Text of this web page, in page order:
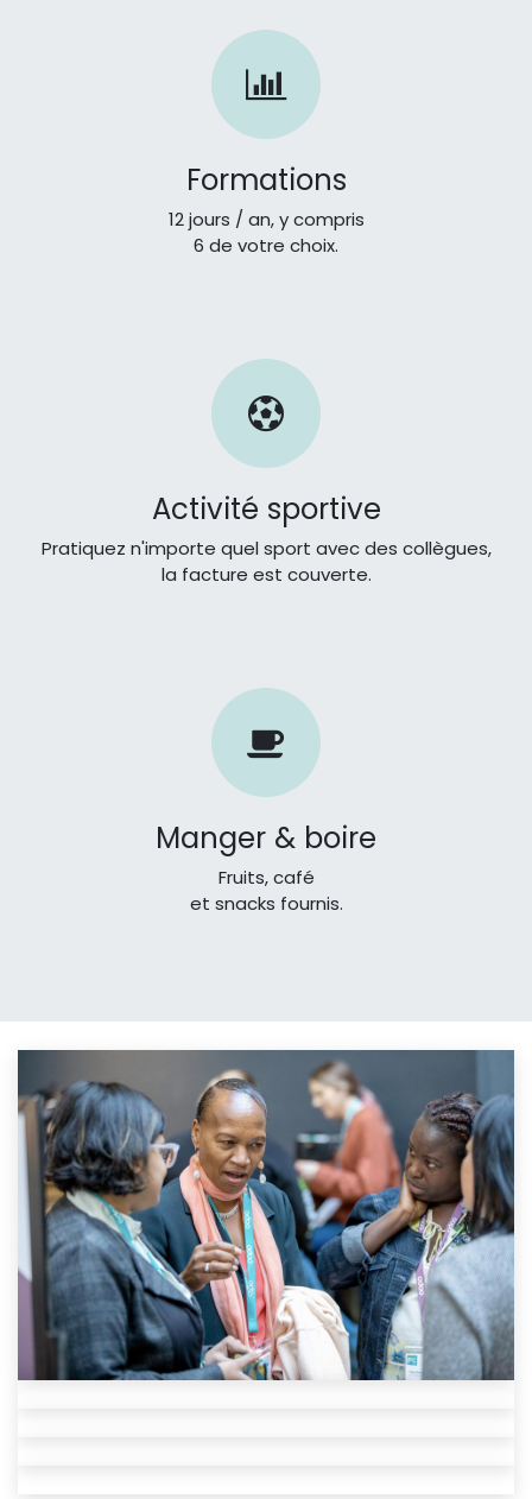
Formations
12 jours / an, y compris
6 de votre choix.
Activité sportive
Pratiquez n'importe quel sport avec des collègues,
la facture est couverte.
Manger & boire
Fruits, café
et snacks fournis.